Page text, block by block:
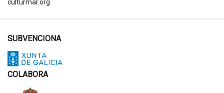
culturmar.org
SUBVENCIONA
COLABORA